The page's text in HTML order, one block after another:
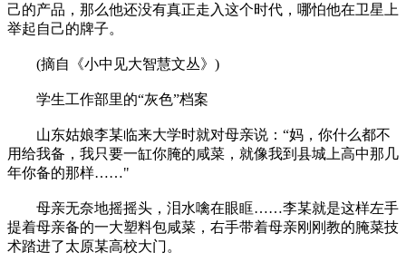
己的产品，那么他还没有真正走入这个时代，哪怕他在卫星上
举起自己的牌子。
(摘自《小中见大智慧文丛》)
学生工作部里的“灰色”档案
山东姑娘李某临来大学时就对母亲说：“妈，你什么都不
用给我备，我只要一缸你腌的咸菜，就像我到县城上高中那几
年你备的那样……"
母亲无奈地摇摇头，泪水噙在眼眶……李某就是这样左手
提着母亲备的一大塑料包咸菜，右手带着母亲刚刚教的腌菜技
术踏进了太原某高校大门。